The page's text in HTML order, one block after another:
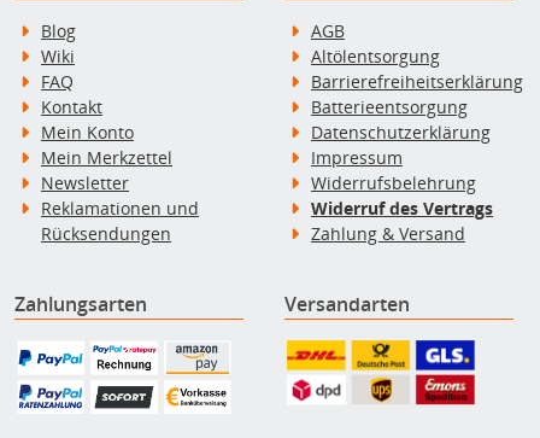
Blog
Wiki
FAQ
Kontakt
Mein Konto
Mein Merkzettel
Newsletter
Reklamationen und
Rücksendungen
AGB
Altölentsorgung
Barrierefreiheitserklärung
Batterieentsorgung
Datenschutzerklärung
Impressum
Widerrufsbelehrung
Widerruf des Vertrags
Zahlung & Versand
Zahlungsarten Versandarten